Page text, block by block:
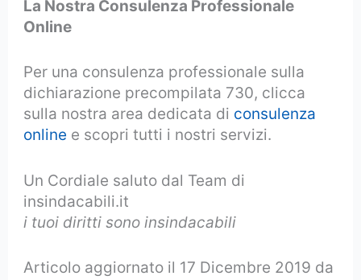
La Nostra Consulenza Professionale
Online
Per una consulenza professionale sulla
dichiarazione precompilata 730, clicca
sulla nostra area dedicata di consulenza
online e scopri tutti i nostri servizi.
Un Cordiale saluto dal Team di
insindacabili.it
i tuoi diritti sono insindacabili
Articolo aggiornato il 17 Dicembre 2019 da